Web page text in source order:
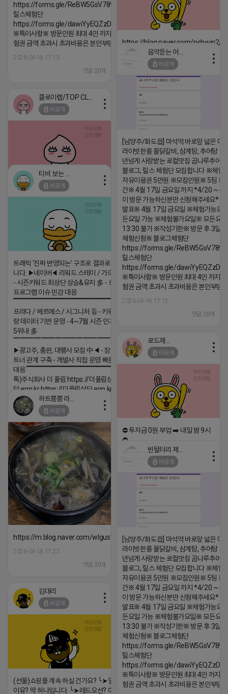
https://forms.gle/ReBW5GsV789ur2Pz6
릴스체험단
https://forms.gle/dawiYyEQZzDdqf8W8
※특이사항※ 방문인원 최대 4인 까지 가능 체
험권 금액 초과시 초과비용은 본인부담입니다.
2026-04-18 17:13
댓글:20개
https://blog.naver.com/pshwin2/
2026-04-18 17:12
비공개
[남양주/화도읍] 마석역 바로앞 넓은 매
라이빗한룸 물닭갈비, 삼계탕, 추어탕 맛
년넘게 사랑받는 로컬맛집 곰나루추어
블로그, 릴스 체험단 모집합니다 ※체험
자유이용권 5만원 ※모집인원※ 5팀 ※
간※ 4월 17일 금요일 까지 *4/20 ~ 4/
이 방문 가능하신분만 신청해주세요* ※
발표※ 4월 17일 금요일 ※체험가능요
든요일 가능 ※체험불가요일※ 모든요
13:30 불가 ※작성기한※ 방문 후 3일
체험신청※ 블로그체험단
https://forms.gle/
릴스체험단
https://forms.gle/
※특이사항※ 방문인원 최대 4인 까지
험권 금액 초과시 초과비용은 본인부담
2026-04-18 17:12
댓글:20개
비공개
2026-04-18 17:05
비공개
트래픽 ‘진짜 반영되는’ 구조로 결과로 보여드립
니다. ▶네이버◀ 리워드 스테이 / 가드 / 자몽 등
- 시즌키워드 최상단 상승&유지 多 - 로직변화,
프로그램 이슈 민감 대응
▔▔▔▔▔▔▔▔▔▔▔▔▔▔▔▔▔▔ ▶쿠팡◀
프라다 / 헤르메스 / 시그니처 등 - 키워드 검색
량 데이터 기반 운영 - 4~7월 시즌 인기 키워드
5위내 多
▔▔▔▔▔▔▔▔▔▔▔▔▔▔▔▔▔▔
▶광고주, 총판, 대행사 모집 中◀ - 장기 협업 파
트너 관계 구축 - 개발사 직접 운영 빠른 피드백
대응 ▔▔▔▔▔▔▔▔▔▔▔▔▔▔▔▔▔▔ (카
톡)주식회사 더 풀림 https://더풀림상
담.enn.kr https://더풀림상담.enn.kr
2026-04-18 17:26
비공개
⛔️ 투자금 0원 부업 ➡️ 내일 밤 9시
⛔️
2026-04-18 17:23
하트뿅뿅 라이언
비공개
https://m.blog.naver.com/wlgus1647/224253846149
2026-04-18 17:23
댓글:20개
비공개
[남양주/화도읍] 마석역 바로앞 넓은 매
라이빗한룸 물닭갈비, 삼계탕, 추어탕 맛
년넘게 사랑받는 로컬맛집 곰나루추어
블로그, 릴스 체험단 모집합니다 ※체험
자유이용권 5만원 ※모집인원※ 5팀 ※
간※ 4월 17일 금요일 까지 *4/20 ~ 4/
이 방문 가능하신분만 신청해주세요* ※
발표※ 4월 17일 금요일 ※체험가능요
든요일 가능 ※체험불가요일※ 모든요
13:30 불가 ※작성기한※ 방문 후 3일
체험신청※ 블로그체험단
https://forms.gle/
릴스체험단
https://forms.gle/
※특이사항※ 방문인원 최대 4인 까지
험권 금액 초과시 초과비용은 본인부담
김대리
비공개
(선물)쇼핑몰 계속 하실 건가요? ╰➤열심히 해도 안되는
이유? 딱 하나입니다. ╰➤레드오션? 아니요! ╰➤모두 같은